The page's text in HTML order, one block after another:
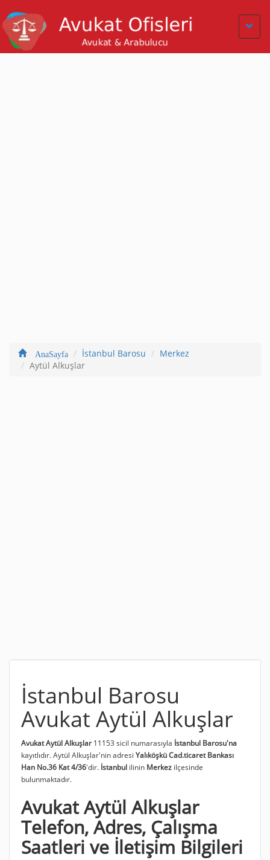
AnaSayfa İstanbul Barosu
Merkez
Aytül Alkuşlar
İstanbul Barosu
Avukat Aytül Alkuşlar
Avukat Aytül Alkuşlar 11153 sicil numarasıyla İstanbul Barosu'na
kayıtlıdır. Aytül Alkuşlar'nin adresi Yalıköşkü Cad.ticaret Bankası
Han No.36 Kat 4/36'dir. İstanbul ilinin Merkez ilçesinde
bulunmaktadır.
Avukat Aytül Alkuşlar
Telefon, Adres, Çalışma
Saatleri ve İletişim Bilgileri